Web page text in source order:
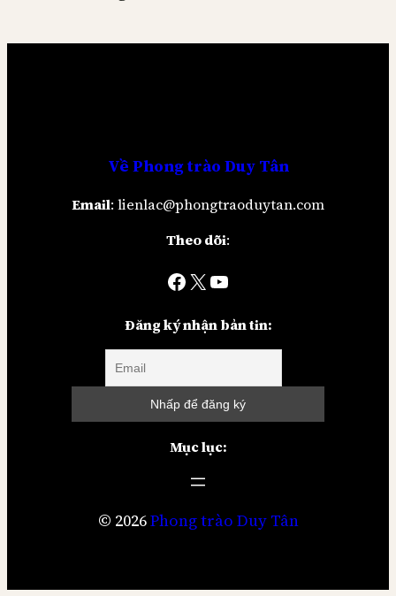
Về Phong trào Duy Tân
Email: lienlac@phongtraoduytan.com
Theo dõi:
Facebook X YouTube
Đăng ký nhận bản tin:
Mục lục:
© 2026Phong trào Duy Tân